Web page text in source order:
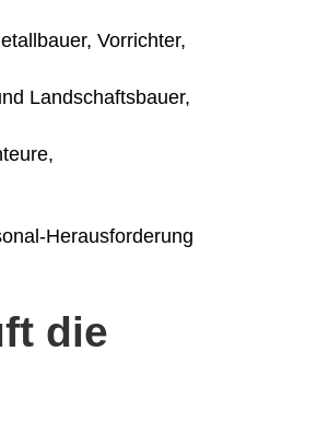
Vorrichter,
Landschaftsbauer,
Herausforderung
die